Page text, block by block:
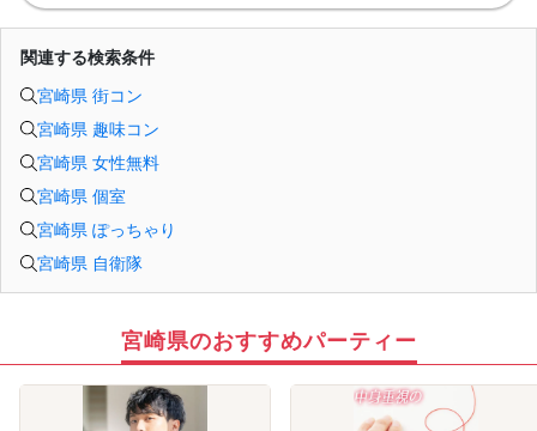
ご案内いたします。
・直前の申込みや当日のキャンセルにより男女比が偏る可能性がございますこと
をご了承ください。
・最小催行人数 1対1、最大20名（男女比調整のため定員になる前にキャンセル待
・イベント開催時刻１時間前迄に最小催行人数に満たない場合は中止のご連絡を
関連する検索条件
宮崎県 街コン
宮崎県 趣味コン
宮崎県 女性無料
宮崎県 個室
宮崎県 ぽっちゃり
宮崎県 自衛隊
宮崎県のおすすめパーティー